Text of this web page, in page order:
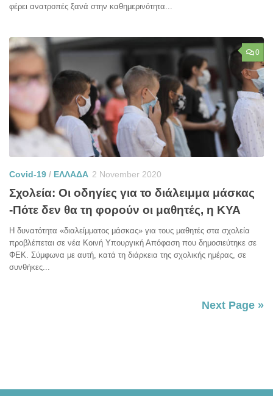
φέρει ανατροπές ξανά στην καθημερινότητα...
0
Covid-19 / ΕΛΛΑΔΑ 2 November 2020
Σχολεία: Οι οδηγίες για το διάλειμμα μάσκας
-Πότε δεν θα τη φορούν οι μαθητές, η ΚΥΑ
Η δυνατότητα «διαλείμματος μάσκας» για τους μαθητές στα σχολεία
προβλέπεται σε νέα Κοινή Υπουργική Απόφαση που δημοσιεύτηκε σε
ΦΕΚ. Σύμφωνα με αυτή, κατά τη διάρκεια της σχολικής ημέρας, σε
συνθήκες...
Next Page »